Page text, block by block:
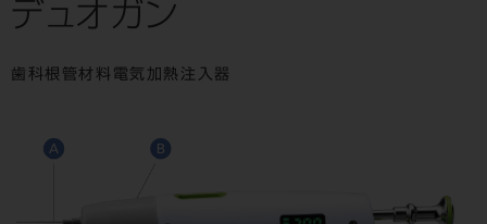
デュオガン
歯科根管材料電気加熱注入器